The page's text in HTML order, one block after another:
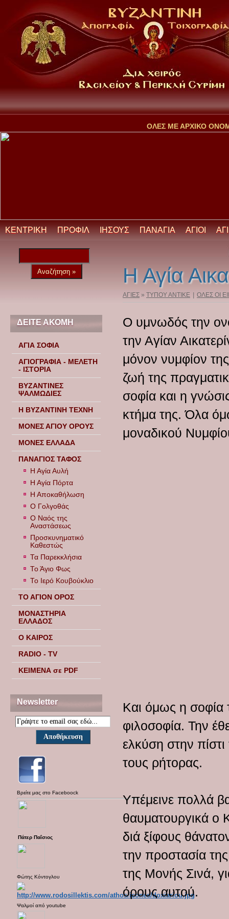
ΟΛΕΣ ΜΕ ΑΡΧΙΚΟ
ΚΕΝΤΡΙΚΗ ΠΡΟΦΙΛ ΙΗΣΟΥΣ ΠΑΝΑΓΙΑ ΑΓΙΟΙ
ΔΕΙΤΕ ΑΚΟΜΗ
ΑΓΙΑ ΣΟΦΙΑ
ΑΓΙΟΓΡΑΦΙΑ - ΜΕΛΕΤΗ
- ΙΣΤΟΡΙΑ
ΒΥΖΑΝΤΙΝΕΣ
ΨΑΛΜΩΔΙΕΣ
Η ΒΥΖΑΝΤΙΝΗ ΤΕΧΝΗ
ΜΟΝΕΣ ΑΓΙΟΥ ΟΡΟΥΣ
ΜΟΝΕΣ ΕΛΛΑΔΑ
ΠΑΝΑΓΙΟΣ ΤΑΦΟΣ
Η Αγία Αυλή
Η Αγία Πόρτα
Η Αποκαθήλωση
Ο Γολγοθάς
Ο Ναός της
Αναστάσεως
Προσκυνηματικό
Καθεστώς
Τα Παρεκκλήσια
Το Άγιο Φως
Το Ιερό Κουβούκλιο
ΤΟ ΑΓΙΟΝ ΟΡΟΣ
ΜΟΝΑΣΤΗΡΙΑ
ΕΛΛΑΔΟΣ
Ο ΚΑΙΡΟΣ
RADIO - TV
ΚΕΙΜΕΝΑ σε PDF
Newsletter
Βρείτε μας στο Faceboock
Πάτερ Παΐσιος
Φώτης Κόντογλου
Ψαλμοί από youtube
Η Αγία
ΑΓΙΕΣ » ΤΥΠΟΥ ΑΝΤΙΚΕ ΟΛΕΣ ΟΙ
Ο υμνωδός την
την Αγίαν
μόνον νυμφίον
ζωή της
σοφία και η
κτήμα της. Όλα
μοναδικού
Και όμως η σοφία
φιλοσοφία. Την
ελκύση στην
τους ρήτορας.
Υπέμεινε πολλά
θαυματουργικά ο
διά ξίφους
την προστασία
της Μονής Σινά,
όρους αυτού.